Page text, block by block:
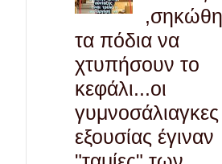
τα πόδια να
χτυπήσουν το
κεφάλι...οι
εξουσίας έγιναν